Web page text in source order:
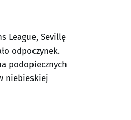
League, Sevillę
odpoczynek.
podopiecznych
niebieskiej